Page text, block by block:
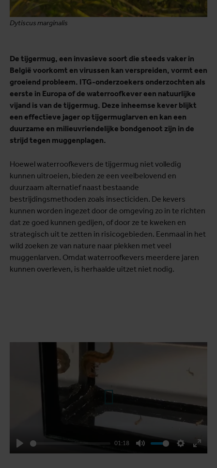
Dytiscus marginalis
De tijgermug, een invasieve soort die steeds vaker in
België voorkomt en virussen kan verspreiden, vormt een
groeiend probleem. ITG-onderzoekers onderzochten als
eerste in Europa of de waterroofkever een natuurlijke
vijand is van de tijgermug. Deze inheemse kever blijkt
een effectieve jager op tijgermuglarven en kan een
duurzame en milieuvriendelijke bondgenoot zijn in de
strijd tegen muggenplagen.
Hoewel waterroofkevers de tijgermug niet volledig
kunnen uitroeien, bieden ze een veelbelovend en
duurzaam alternatief naast bestaande
bestrijdingsmethoden zoals insecticiden. De kevers
kunnen worden ingezet door de omgeving zo in te richten
dat ze goed kunnen gedijen, of door ze te kweken en
strategisch uit te zetten in risicogebieden. Eenmaal in het
wild zoeken ze van nature naar plekken met veel
muggenlarven. Omdat waterroofkevers meerdere jaren
kunnen overleven, is herhaalde uitzet niet nodig.
Play
01:18
Mute Settings
Enter
Play